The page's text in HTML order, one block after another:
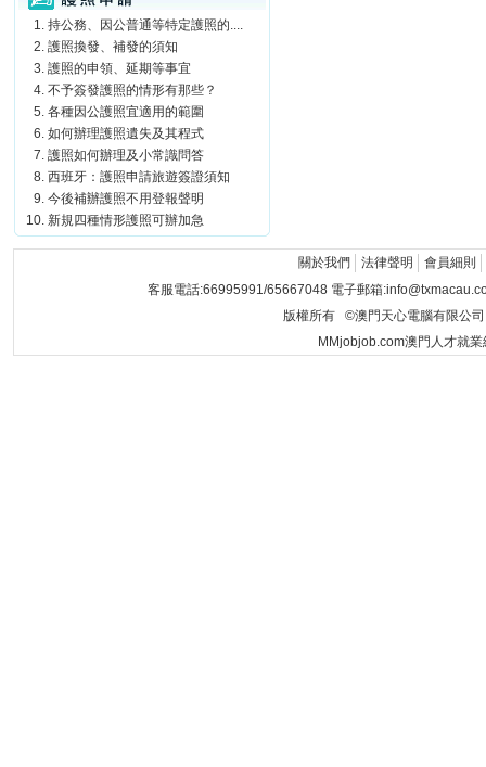
持公務、因公普通等特定護照的....
護照換發、補發的須知
護照的申領、延期等事宜
不予簽發護照的情形有那些？
各種因公護照宜適用的範圍
如何辦理護照遺失及其程式
護照如何辦理及小常識問答
西班牙：護照申請旅遊簽證須知
今後補辦護照不用登報聲明
新規四種情形護照可辦加急
關於我們 法律聲明
會員細則
客服電話:66995991/65667048 電子郵箱
版權所有 ©澳門天心電腦有限公
MMjobjob.com澳門人才就